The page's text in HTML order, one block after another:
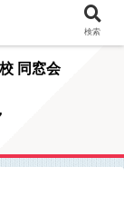
同窓会
検索